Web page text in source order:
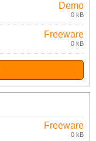
Demo
0 kB
Freeware
0 kB
Freeware
0 kB